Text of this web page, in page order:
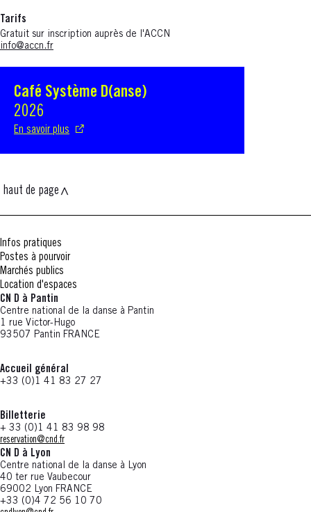
Tarifs
Gratuit sur inscription auprès de l'ACCN
info@accn.fr
Café Système D(anse)
2026
En savoir plus
S'ouvre dans une nouvelle fenêtre
haut de page
Infos pratiques
Postes à pourvoir
Marchés publics
Location d'espaces
CN D à Pantin
Centre national de la danse à Pantin
1 rue Victor-Hugo
93507 Pantin FRANCE
Accueil général
+33 (0)1 41 83 27 27
Billetterie
+ 33 (0)1 41 83 98 98
reservation@cnd.fr
CN D à Lyon
Centre national de la danse à Lyon
40 ter rue Vaubecour
69002 Lyon FRANCE
+33 (0)4 72 56 10 70